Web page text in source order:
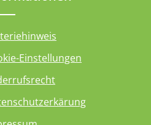
Einstellungen